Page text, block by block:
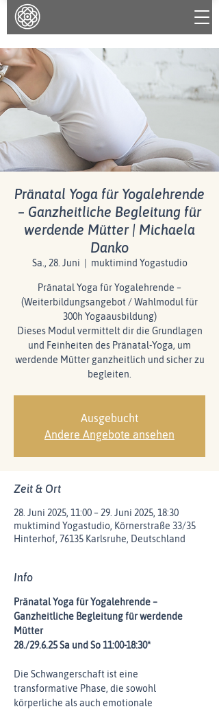
Pränatal Yoga für Yogalehrende
– Ganzheitliche Begleitung für
werdende Mütter | Michaela
Danko
Sa., 28. Juni muktimind Yogastudio
Pränatal Yoga für Yogalehrende –
(Weiterbildungsangebot / Wahlmodul für
300h Yogaausbildung)
Dieses Modul vermittelt dir die Grundlagen
und Feinheiten des Pränatal-Yoga, um
werdende Mütter ganzheitlich und sicher zu
Ausgebucht
Andere Angebote ansehen
Zeit & Ort
28. Juni 2025, 11:00 – 29. Juni 2025, 18:30
muktimind Yogastudio, Körnerstraße 33/35
Hinterhof, 76135 Karlsruhe, Deutschland
Info
Pränatal Yoga für Yogalehrende –
Ganzheitliche Begleitung für werdende
Mütter
28./29.6.25 Sa und So 11:00-18:30*
Die Schwangerschaft ist eine
transformative Phase, die sowohl
körperliche als auch emotionale